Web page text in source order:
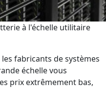
à l'échelle utilitaire
fabricants de systèmes
échelle vous
prix extrêmement bas,